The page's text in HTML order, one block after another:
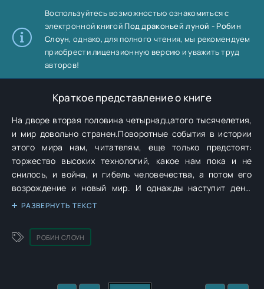
Воспользуйтесь возможностью ознакомиться с
электронной книгой Под драконьей луной - Робин
Слоун, однако, для полного чтения, мы рекомендуем
приобрести лицензионную версию и уважить труд
авторов!
Краткое представление о книге
На дворе вторая половина четырнадцатого тысячелетия,
и мир довольно странен.Поворотные события в истории
этого мира нам, читателям, еще только предстоят:
торжество высоких технологий, какое нам пока и не
снилось, и война, и гибель человечества, а потом его
возрождение и новый мир. И однажды наступит день,
когда мальчик из затерянной деревни, которой правит
не совсем волшебники), найдет в горах нечто
удивительное, нарушит заведенный порядок, отправится
рыцари и оруженосцы, рыцарские мечи (с
РАЗВЕРНУТЬ ТЕКСТ
РОБИН СЛОУН